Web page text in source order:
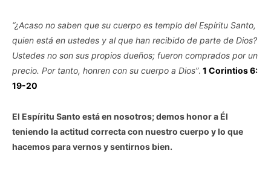
“¿Acaso no saben que su cuerpo es templo del Espíritu Santo,
quien está en ustedes y al que han recibido de parte de Dios?
Ustedes no son sus propios dueños; fueron comprados por un
precio. Por tanto, honren con su cuerpo a Dios”. 1 Corintios 6:
19-20
El Espíritu Santo está en nosotros; demos honor a Él
teniendo la actitud correcta con nuestro cuerpo y lo que
hacemos para vernos y sentirnos bien.